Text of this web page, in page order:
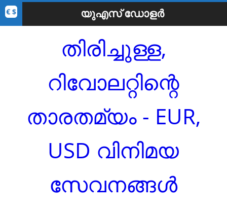
യുഎസ് ഡോളർ
തിരിച്ചുള്ള,
റിവോലറ്റിന്റെ
താരതമ്യം - EUR,
USD വിനിമയ
സേവനങ്ങൾ